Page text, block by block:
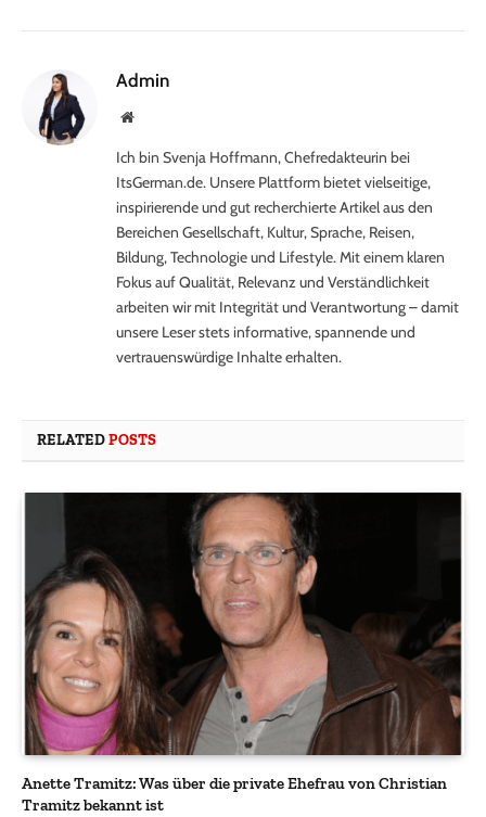
Admin
Website
Ich bin Svenja Hoffmann, Chefredakteurin bei
ItsGerman.de. Unsere Plattform bietet vielseitige,
inspirierende und gut recherchierte Artikel aus den
Bereichen Gesellschaft, Kultur, Sprache, Reisen,
Bildung, Technologie und Lifestyle. Mit einem klaren
Fokus auf Qualität, Relevanz und Verständlichkeit
arbeiten wir mit Integrität und Verantwortung – damit
unsere Leser stets informative, spannende und
vertrauenswürdige Inhalte erhalten.
RELATEDPOSTS
Anette Tramitz: Was über die private Ehefrau von Christian
Tramitz bekannt ist